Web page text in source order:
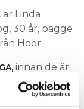
Linda
30 år, bägge
Höör.
innan de är
goda